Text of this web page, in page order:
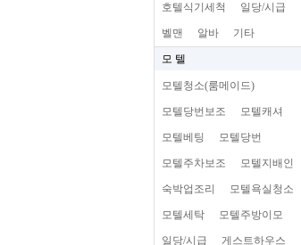
호텔식기세척 일당/시급
벨맨 알바 기타
모 텔
모텔청소(룸메이드)
모텔당번보조 모텔캐셔
모텔베팅 모텔당번
모텔주차보조 모텔지배인
숙박업조리 모텔욕실청소
모텔세탁 모텔주방이모
일당/시급 게스트하우스